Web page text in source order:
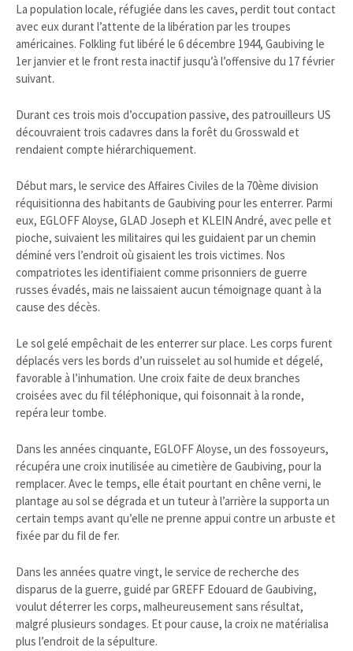
La population locale, réfugiée dans les caves, perdit tout contact
avec eux durant l’attente de la libération par les troupes
américaines. Folkling fut libéré le 6 décembre 1944, Gaubiving le
1er janvier et le front resta inactif jusqu’à l’offensive du 17 février
suivant.
Durant ces trois mois d’occupation passive, des patrouilleurs US
découvraient trois cadavres dans la forêt du Grosswald et
rendaient compte hiérarchiquement.
Début mars, le service des Affaires Civiles de la 70ème division
réquisitionna des habitants de Gaubiving pour les enterrer. Parmi
eux, EGLOFF Aloyse, GLAD Joseph et KLEIN André, avec pelle et
pioche, suivaient les militaires qui les guidaient par un chemin
déminé vers l’endroit où gisaient les trois victimes. Nos
compatriotes les identifiaient comme prisonniers de guerre
russes évadés, mais ne laissaient aucun témoignage quant à la
cause des décès.
Le sol gelé empêchait de les enterrer sur place. Les corps furent
déplacés vers les bords d’un ruisselet au sol humide et dégelé,
favorable à l’inhumation. Une croix faite de deux branches
croisées avec du fil téléphonique, qui foisonnait à la ronde,
repéra leur tombe.
Dans les années cinquante, EGLOFF Aloyse, un des fossoyeurs,
récupéra une croix inutilisée au cimetière de Gaubiving, pour la
remplacer. Avec le temps, elle était pourtant en chêne verni, le
plantage au sol se dégrada et un tuteur à l’arrière la supporta un
certain temps avant qu’elle ne prenne appui contre un arbuste et
fixée par du fil de fer.
Dans les années quatre vingt, le service de recherche des
disparus de la guerre, guidé par GREFF Edouard de Gaubiving,
voulut déterrer les corps, malheureusement sans résultat,
malgré plusieurs sondages. Et pour cause, la croix ne matérialisa
plus l’endroit de la sépulture.